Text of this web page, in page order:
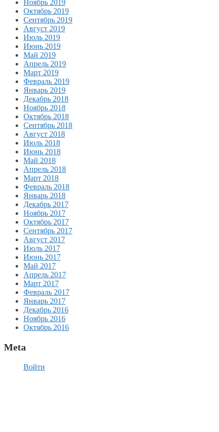
Ноябрь 2019
Октябрь 2019
Сентябрь 2019
Август 2019
Июль 2019
Июнь 2019
Май 2019
Апрель 2019
Март 2019
Февраль 2019
Январь 2019
Декабрь 2018
Ноябрь 2018
Октябрь 2018
Сентябрь 2018
Август 2018
Июль 2018
Июнь 2018
Май 2018
Апрель 2018
Март 2018
Февраль 2018
Январь 2018
Декабрь 2017
Ноябрь 2017
Октябрь 2017
Сентябрь 2017
Август 2017
Июль 2017
Июнь 2017
Май 2017
Апрель 2017
Март 2017
Февраль 2017
Январь 2017
Декабрь 2016
Ноябрь 2016
Октябрь 2016
Meta
Войти